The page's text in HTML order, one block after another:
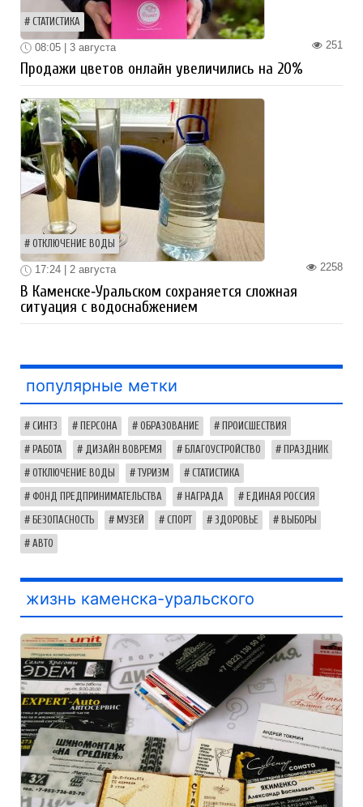
СТАТИСТИКА
251
08:05 | 3 августа
Продажи цветов онлайн увеличились на 20%
ОТКЛЮЧЕНИЕ ВОДЫ
2258
17:24 | 2 августа
В Каменске‑Уральском сохраняется сложная
ситуация с водоснабжением
популярные метки
СИНТЗ ПЕРСОНА ОБРАЗОВАНИЕ ПРОИСШЕСТВИЯ
РАБОТА ДИЗАЙН ВОВРЕМЯ БЛАГОУСТРОЙСТВО ПРАЗДНИК
ОТКЛЮЧЕНИЕ ВОДЫ ТУРИЗМ СТАТИСТИКА
ФОНД ПРЕДПРИНИМАТЕЛЬСТВА НАГРАДА ЕДИНАЯ РОССИЯ
БЕЗОПАСНОСТЬ МУЗЕЙ СПОРТ ЗДОРОВЬЕ ВЫБОРЫ
АВТО
жизнь каменска-уральского